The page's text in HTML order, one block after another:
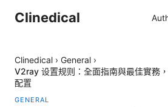
Clinedical
Clinedical › General ›
V2ray 设置规则：全面指南與最佳實務
配置
GENERAL